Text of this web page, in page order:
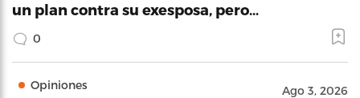
un plan contra su exesposa, pero…
0
Opiniones Ago 3, 2026